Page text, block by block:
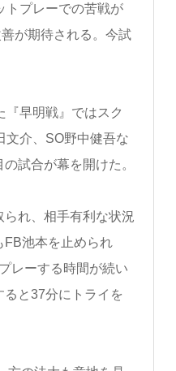
トプレーでの苦戦が
が期待される。今試
早明戦』ではスク
文介、SO野中健吾な
試合が幕を開けた。
れ、相手有利な状況
FB池本を止められ
レーする時間が続い
と37分にトライを